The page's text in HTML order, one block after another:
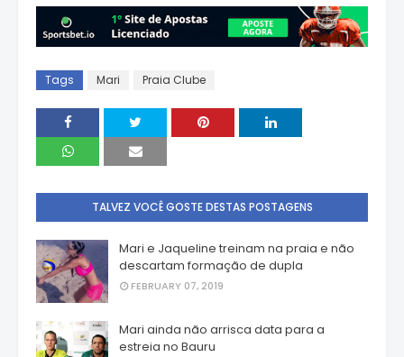
Tags Mari Praia Clube
TALVEZ VOCÊ GOSTE DESTAS POSTAGENS
Mari e Jaqueline treinam na praia e não
descartam formação de dupla
FEBRUARY 07, 2019
Mari ainda não arrisca data para a
estreia no Bauru